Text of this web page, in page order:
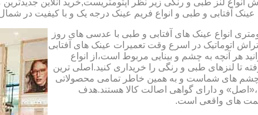
آفتابی و طبی و انواع فریم عینک درجه یک و با کیفیت در
انواع عینک های آفتابی و طبی با عدسی های روز
تراش اتوماتیک در اسرع وقت تعمیرات عینک های آفتابی
هر آنچه به چشم و بینایی مربوط است،از انواع
تا لنزهای طبی و رنگی را خریداری کنید.اصلی ترین
های شماست و به همین خاطر تمامی محصولاتی
و دارای گواهی اصالت کالا هستند.هدف
های واقعی است.